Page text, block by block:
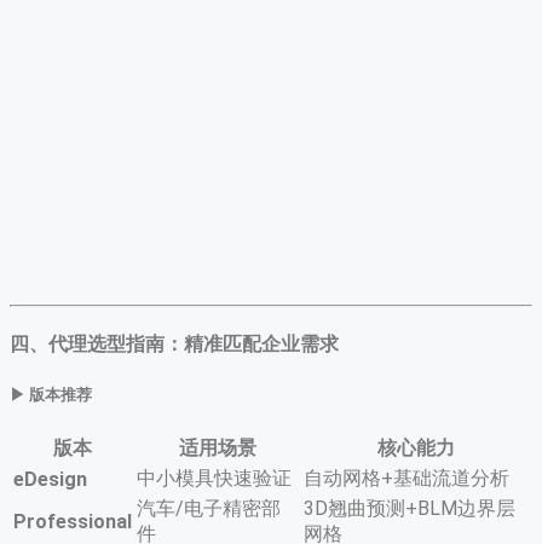
四、代理选型指南：精准匹配企业需求
▶ ​ 版本推荐
版本 适用场景
核心能力
eDesign
中小模具快速验证
自动网格+基础流道分析
Professional
汽车/电子精密部
件
3D翘曲预测+BLM边界层
网格